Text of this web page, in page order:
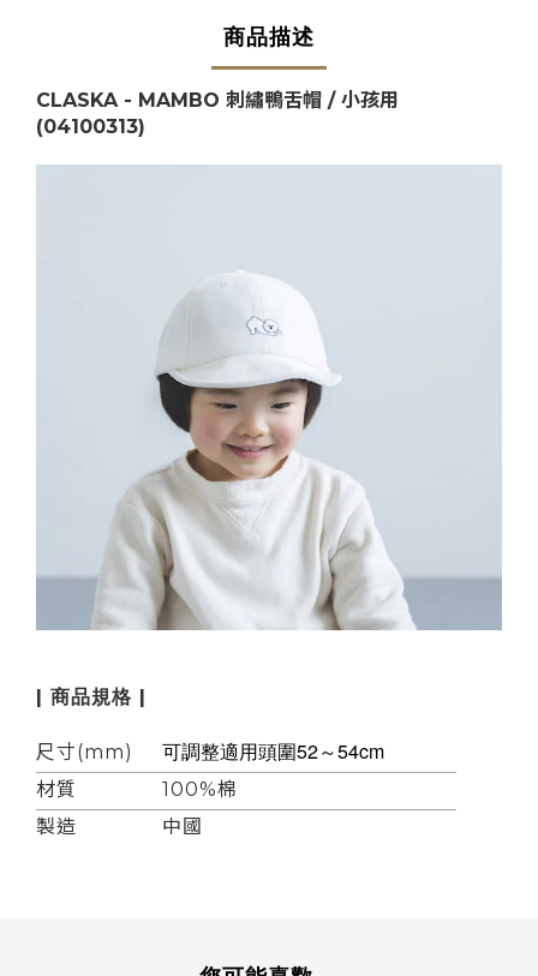
商品描述
CLASKA - MAMBO 刺繡鴨舌帽 / 小孩用
(04100313)
| 商品規格 |
尺寸(mm) 可調整適用頭圍52～54cm
材質
100%棉
製造
中國